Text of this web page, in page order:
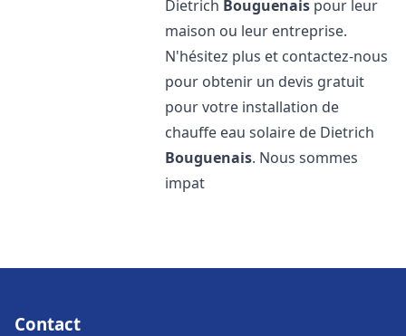
Dietrich Bouguenais pour leur
maison ou leur entreprise.
N'hésitez plus et contactez-nous
pour obtenir un devis gratuit
pour votre installation de
chauffe eau solaire de Dietrich
Bouguenais. Nous sommes
impat
Contact